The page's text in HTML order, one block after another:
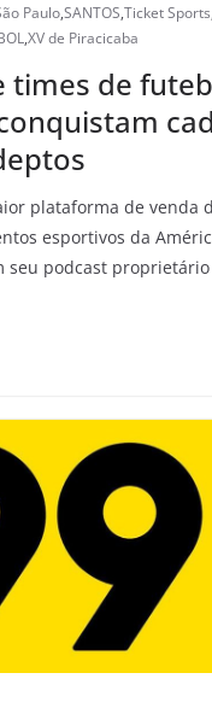
Paulo,SANTOS,Ticket Sports
,XV de Piracicaba
times de
plataforma de venda
esportivos da
seu podcast proprietário